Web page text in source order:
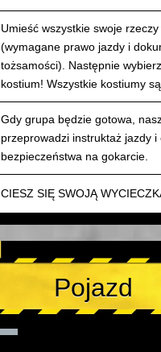
Umieść wszystkie swoje
(wymagane prawo jazdy i
tożsamości). Następnie
kostium! Wszystkie kostiumy
Gdy grupa będzie gotowa,
przeprowadzi instruktaż jazdy i
bezpieczeństwa na gokarcie.
CIESZ SIĘ SWOJĄ
Pojazd